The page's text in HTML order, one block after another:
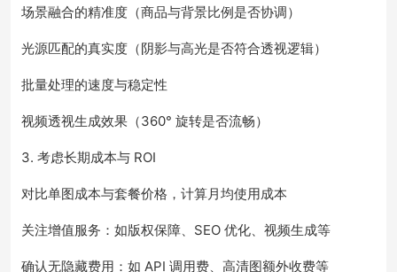
场景融合的精准度（商品与背景比例是否协调）
光源匹配的真实度（阴影与高光是否符合透视逻辑）
批量处理的速度与稳定性
视频透视生成效果（360° 旋转是否流畅）
3. 考虑长期成本与 ROI
对比单图成本与套餐价格，计算月均使用成本
关注增值服务：如版权保障、SEO 优化、视频生成等
确认无隐藏费用：如 API 调用费、高清图额外收费等